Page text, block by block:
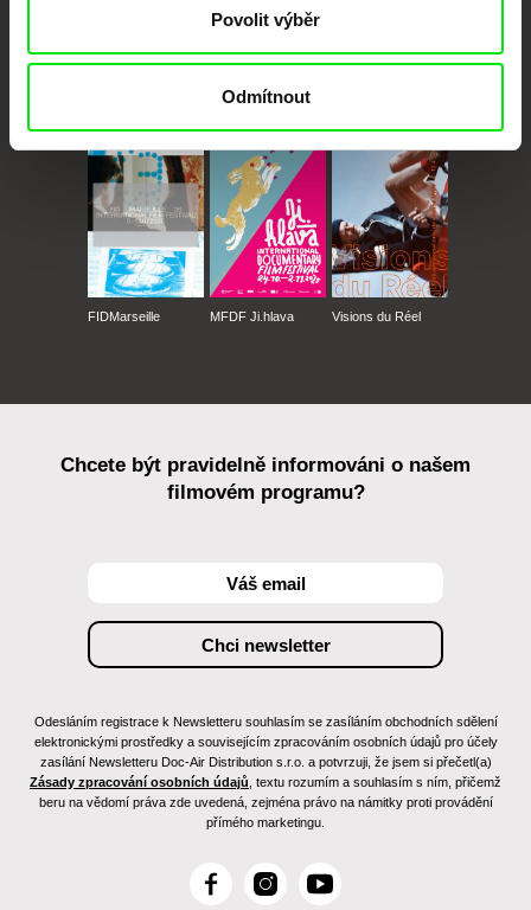
Povolit výběr
OdmítnoutMillennium Docs
FIDMarseille MFDF Ji.hlava Visions du Réel
Chcete být pravidelně informováni o našem
filmovém programu?
Odesláním registrace k Newsletteru souhlasím se zasíláním obchodních sdělení
elektronickými prostředky a souvisejícím zpracováním osobních údajů pro účely
zasílání Newsletteru Doc-Air Distribution s.r.o. a potvrzuji, že jsem si přečetl(a)
Zásady zpracování osobních údajů , textu rozumím a souhlasím s ním, přičemž
beru na vědomí práva zde uvedená, zejména právo na námitky proti provádění
přímého marketingu.
F
I
Y